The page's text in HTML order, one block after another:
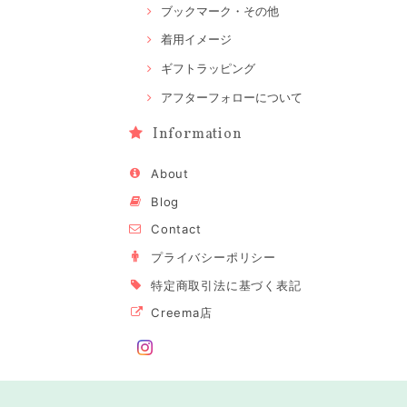
ブックマーク・その他
着用イメージ
ギフトラッピング
アフターフォローについて
Information
About
Blog
Contact
プライバシーポリシー
特定商取引法に基づく表記
Creema店